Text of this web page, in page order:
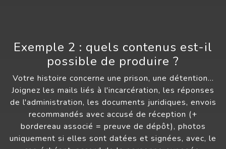
Exemple 2 : quels contenus est-il
possible de produire ?
Votre histoire concerne une prison, une détention…
Joignez les mails liés à l'incarcération, les réponses
de l'administration, les documents juridiques, envois
recommandés avec accusé de réception (+
bordereau associé = preuve de dépôt), photos
uniquement si elles sont datées et signées, avec, le